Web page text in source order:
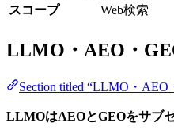
スコープ
Web検索
LLMO・AEO・
Section titled “LLMO・
LLMOはAEOとGEOをサブ